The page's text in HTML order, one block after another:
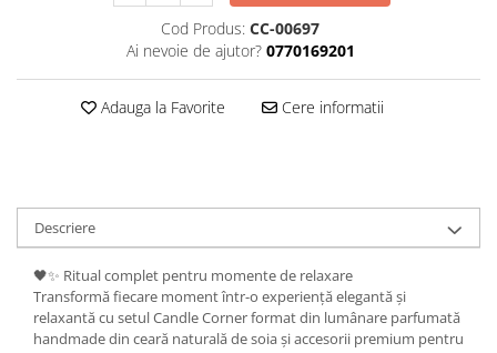
Cod Produs: CC-00697
Ai nevoie de ajutor? 0770169201
Adauga la Favorite Cere informatii
Descriere
🖤✨ Ritual complet pentru momente de relaxare
Transformă fiecare moment într-o experiență elegantă și
relaxantă cu setul Candle Corner format din lumânare parfumată
handmade din ceară naturală de soia și accesorii premium pentru